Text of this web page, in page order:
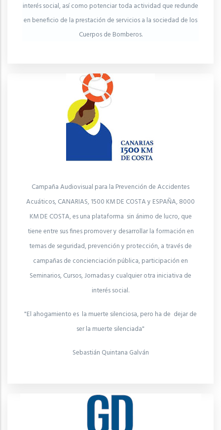
interés social, así como potenciar toda actividad que redunde
en beneficio de la prestación de servicios a la sociedad de los
Cuerpos de Bomberos.
Campaña Audiovisual para la Prevención de Accidentes
Acuáticos, CANARIAS, 1500 KM DE COSTA y ESPAÑA, 8000
KM DE COSTA, es una plataforma sin ánimo de lucro, que
tiene entre sus fines promover y desarrollar la formación en
temas de seguridad, prevención y protección, a través de
campañas de concienciación pública, participación en
Seminarios, Cursos, Jornadas y cualquier otra iniciativa de
interés social.
"El ahogamiento es la muerte silenciosa, pero ha de dejar de
ser la muerte silenciada"
Sebastián Quintana Galván